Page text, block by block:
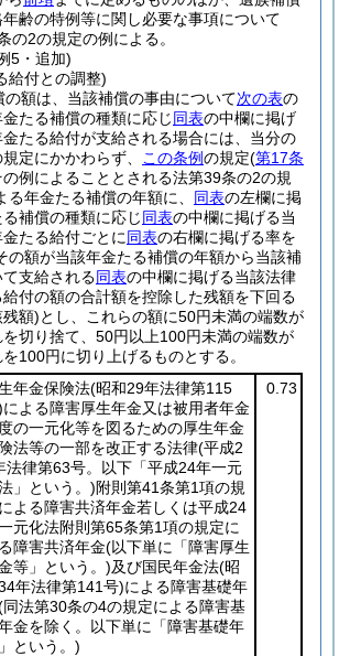
齢の特例等に関し必要な事項について
の2の規定の例による。
5・追加)
給付との調整)
の額は、当該補償の事由について次の表の
たる補償の種類に応じ同表の中欄に掲げ
たる給付が支給される場合には、当分の
定にかかわらず、 この条例の規定(第17条
例によることとされる法第39条の2の規
る年金たる補償の年額に、 同表の左欄に掲
補償の種類に応じ同表の中欄に掲げる当
たる給付ごとに同表の右欄に掲げる率を
の額が当該年金たる補償の年額から当該補
支給される同表の中欄に掲げる当該法律
付の額の合計額を控除した残額を下回る
額)とし、これらの額に50円未満の端数が
切り捨て、50円以上100円未満の端数が
100円に切り上げるものとする。
年金保険法(昭和29年法律第115
による障害厚生年金又は被用者年金
の一元化等を図るための厚生年金
法等の一部を改正する法律(平成2
法律第63号。以下「平成24年一元
」という。)附則第41条第1項の規
よる障害共済年金若しくは平成24
元化法附則第65条第1項の規定に
障害共済年金(以下単に「障害厚生
等」という。)及び国民年金法(昭
年法律第141号)による障害基礎年
同法第30条の4の規定による障害基
金を除く。以下単に「障害基礎年
という。)
0.73